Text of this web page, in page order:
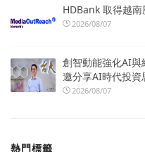
HDBank 取得越
2026/08/07
創智動能強化AI與
邀分享AI時代投資
2026/08/07
熱門標籤